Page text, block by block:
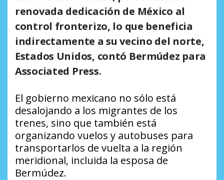
renovada dedicación de México al
control fronterizo, lo que beneficia
indirectamente a su vecino del norte,
Estados Unidos, contó Bermúdez para
Associated Press.
El gobierno mexicano no sólo está
desalojando a los migrantes de los
trenes, sino que también está
organizando vuelos y autobuses para
transportarlos de vuelta a la región
meridional, incluida la esposa de
Bermúdez.